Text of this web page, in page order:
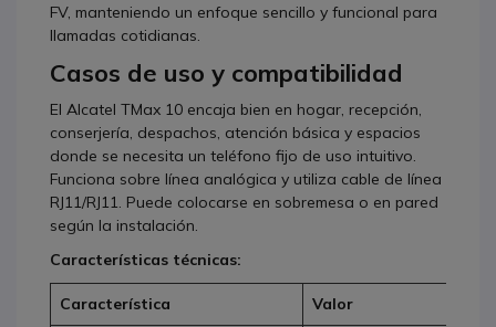
FV, manteniendo un enfoque sencillo y funcional para
llamadas cotidianas.
Casos de uso y compatibilidad
El Alcatel TMax 10 encaja bien en hogar, recepción,
conserjería, despachos, atención básica y espacios
donde se necesita un teléfono fijo de uso intuitivo.
Funciona sobre línea analógica y utiliza cable de línea
RJ11/RJ11. Puede colocarse en sobremesa o en pared
según la instalación.
Características técnicas:
Característica Valor